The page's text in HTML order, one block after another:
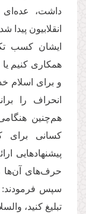
داشت، عده‌ای
انقلابیون پیدا
ایشان کسب
همکاری کنیم یا
و برای اسلام
انحراف را
هم‌چنین
کسانی برای
پیشنهادهایی
حرف‌های آن‌ها
سپس فرمودند:
تبلیغ کنید،